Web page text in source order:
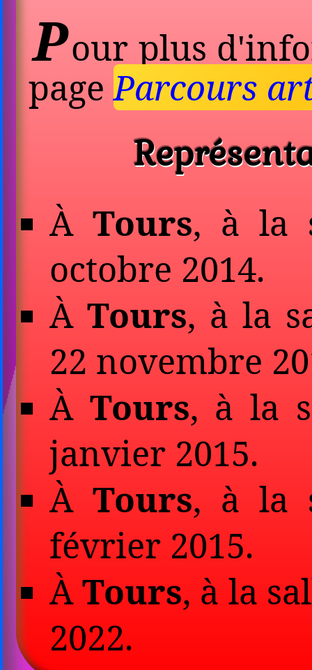
Pour plus
pageParcours
À Tours, à la
octobre 2014.
À Tours, à la
22 novembre
À Tours, à la
janvier 2015.
À Tours, à la
février 2015.
ÀTours, à la
2022.